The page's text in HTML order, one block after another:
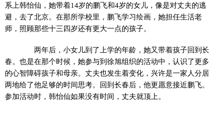
系上韩怡仙，她带着14岁的鹏飞和4岁的女儿，像是对丈夫的逃
避，去了北京。在那所学校里，鹏飞学习绘画，她担任生活老
师，照顾那些十三四岁还有更大一点的孩子。
两年后，小女儿到了上学的年龄，她又带着孩子回到长
春。也是在那个时候，她参与到徐旭组织的活动中，认识了更多
的心智障碍孩子和母亲。丈夫也发生着变化，兴许是一家人分居
两地给了他足够的时间思考。回到长春后，他更愿意接近鹏飞。
参加活动时，韩怡仙如果没有时间，丈夫就顶上。